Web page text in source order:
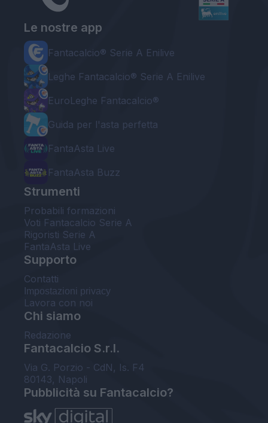
Le nostre app
Fantacalcio® Serie A Enilive
Leghe Fantacalcio® Serie A Enilive
EuroLeghe Fantacalcio®
Guida per l'asta perfetta
FantaAsta Live
FantaAsta Buzz
Strumenti
Probabili formazioni
Voti Fantacalcio Serie A
Rigoristi Serie A
FantaAsta Live
Supporto
Contatti
Impostazioni privacy
Lavora con noi
Chi siamo
Redazione
Fantacalcio S.r.l.
Via G. Porzio - CdN, Is. F4
80143, Napoli
Pubblicità su Fantacalcio?